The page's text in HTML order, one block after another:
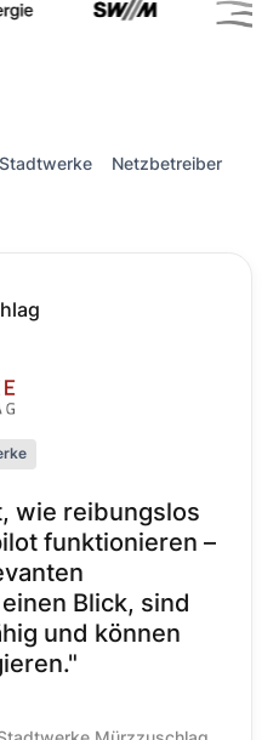
Netzbetreiber
wie reibungslos
funktionieren –
Blick, sind
und können